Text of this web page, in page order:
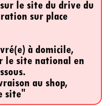
le site du drive du
sur place
à domicile,
le site national en
au shop,
site"